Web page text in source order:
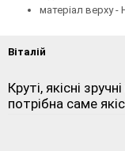
матеріал верху -
Віталій
Круті, якісні
потрібна саме